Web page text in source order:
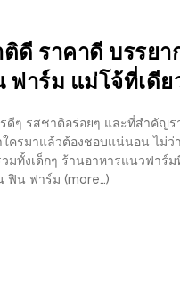
ดี ราคาดี บรรย
าร์ม แม่โจ้ที่เดีย
ดีๆ รสชาติอร่อยๆ และที่สำคัญ
ครมาแล้วต้องชอบแน่นอน ไม่ว่
มทั้งเด็กๆ ร้านอาหารแนวฟาร์
ฟิน ฟาร์ม (more…)